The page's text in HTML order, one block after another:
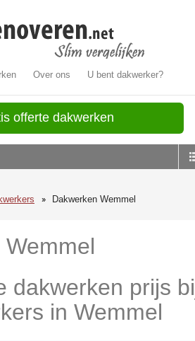
Over ons U bent dakwerker?
offerte dakwerken
Dakwerken Wemmel
dakwerken prijs
in Wemmel